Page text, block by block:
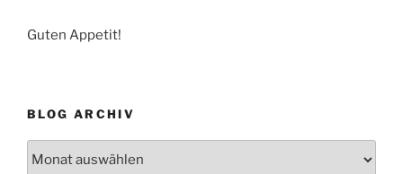
Guten Appetit!
BLOG ARCHIV